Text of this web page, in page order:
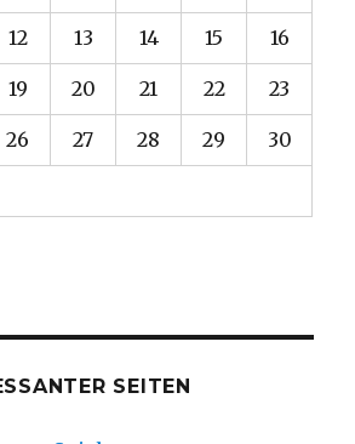
12 13 14 15 16
19 20 21 22 23
26 27 28 29 30
SEITEN